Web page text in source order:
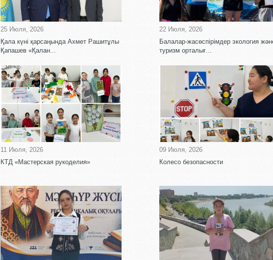
25 Июля, 2026
Қала күні қарсаңында Ахмет Рашитұлы
Қапашев «Қалан...
22 Июля, 2026
Балалар-жасөспірімдер экология
туризм орталығ...
11 Июля, 2026
КТД «Мастерская рукоделия»
09 Июля, 2026
Колесо безопасности